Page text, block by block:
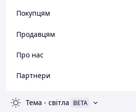
Покупцям
Продавцям
Про нас
Партнери
Тема - світла BETA